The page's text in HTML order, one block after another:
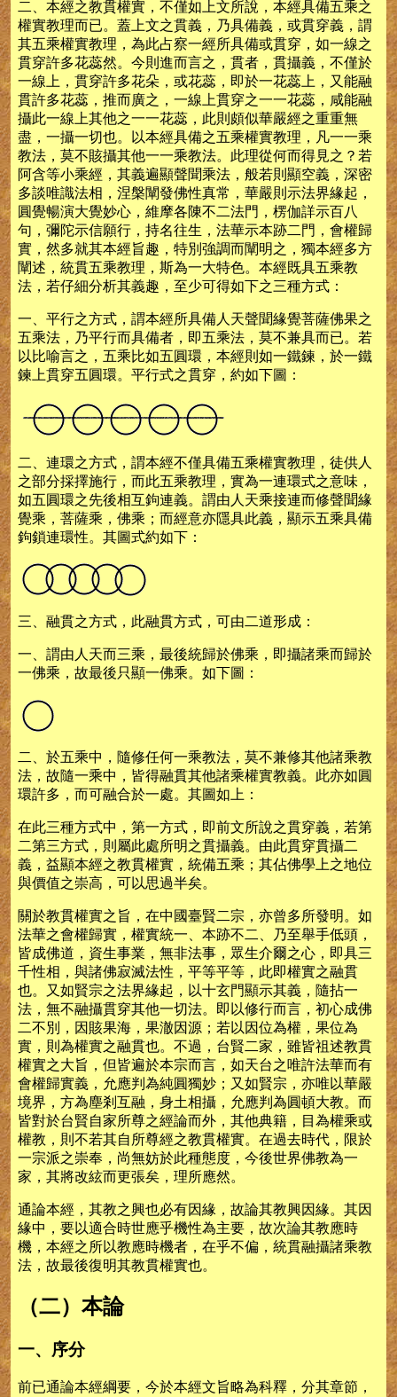
二、本經之教貫權實，不僅如上文所說，本經具備五乘之
權實教理而已。蓋上文之貫義，乃具備義，或貫穿義，謂
其五乘權實教理，為此占察一經所具備或貫穿，如一線之
貫穿許多花蕊然。今則進而言之，貫者，貫攝義，不僅於
一線上，貫穿許多花朵，或花蕊，即於一花蕊上，又能融
貫許多花蕊，推而廣之，一線上貫穿之一一花蕊，咸能融
攝此一線上其他之一一花蕊，此則頗似華嚴經之重重無
盡，一攝一切也。以本經具備之五乘權實教理，凡一一乘
教法，莫不賅攝其他一一乘教法。此理從何而得見之？若
阿含等小乘經，其義遍顯聲聞乘法，般若則顯空義，深密
多談唯識法相，涅槃闡發佛性真常，華嚴則示法界緣起，
圓覺暢演大覺妙心，維摩各陳不二法門，楞伽詳示百八
句，彌陀示信願行，持名往生，法華示本跡二門，會權歸
實，然多就其本經旨趣，特別強調而闡明之，獨本經多方
闡述，統貫五乘教理，斯為一大特色。本經既具五乘教
法，若仔細分析其義趣，至少可得如下之三種方式：
一、平行之方式，謂本經所具備人天聲聞緣覺菩薩佛果之
五乘法，乃平行而具備者，即五乘法，莫不兼具而已。若
以比喻言之，五乘比如五圓環，本經則如一鐵鍊，於一鐵
鍊上貫穿五圓環。平行式之貫穿，約如下圖：
二、連環之方式，謂本經不僅具備五乘權實教理，徒供人
之部分採擇施行，而此五乘教理，實為一連環式之意味，
如五圓環之先後相互鉤連義。謂由人天乘接連而修聲聞緣
覺乘，菩薩乘，佛乘；而經意亦隱具此義，顯示五乘具備
鉤鎖連環性。其圖式約如下：
三、融貫之方式，此融貫方式，可由二道形成：
一、謂由人天而三乘，最後統歸於佛乘，即攝諸乘而歸於
一佛乘，故最後只顯一佛乘。如下圖：
二、於五乘中，隨修任何一乘教法，莫不兼修其他諸乘教
法，故隨一乘中，皆得融貫其他諸乘權實教義。此亦如圓
環許多，而可融合於一處。其圖如上：
在此三種方式中，第一方式，即前文所說之貫穿義，若第
二第三方式，則屬此處所明之貫攝義。由此貫穿貫攝二
義，益顯本經之教貫權實，統備五乘；其佔佛學上之地位
與價值之崇高，可以思過半矣。
關於教貫權實之旨，在中國臺賢二宗，亦曾多所發明。如
法華之會權歸實，權實統一、本跡不二、乃至舉手低頭，
皆成佛道，資生事業，無非法事，眾生介爾之心，即具三
千性相，與諸佛寂滅法性，平等平等，此即權實之融貫
也。又如賢宗之法界緣起，以十玄門顯示其義，隨拈一
法，無不融攝貫穿其他一切法。即以修行而言，初心成佛
二不別，因賅果海，果澈因源；若以因位為權，果位為
實，則為權實之融貫也。不過，台賢二家，雖皆祖述教貫
權實之大旨，但皆遍於本宗而言，如天台之唯許法華而有
會權歸實義，允應判為純圓獨妙；又如賢宗，亦唯以華嚴
境界，方為塵剎互融，身土相攝，允應判為圓頓大教。而
皆對於台賢自家所尊之經論而外，其他典籍，目為權乘或
權教，則不若其自所尊經之教貫權實。在過去時代，限於
一宗派之崇奉，尚無妨於此種態度，今後世界佛教為一
家，其將改絃而更張矣，理所應然。
通論本經，其教之興也必有因緣，故論其教興因緣。其因
緣中，要以適合時世應乎機性為主要，故次論其教應時
機，本經之所以教應時機者，在乎不偏，統貫融攝諸乘教
法，故最後復明其教貫權實也。
（二）本論
一、序分
前已通論本經綱要，今於本經文旨略為科釋，分其章節，